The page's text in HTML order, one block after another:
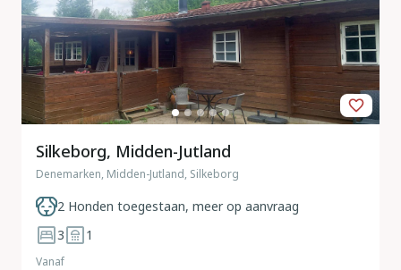
Silkeborg, Midden-Jutland
Denemarken, Midden-Jutland, Silkeborg
2 Honden toegestaan, meer op aanvraag
3
1
Vanaf